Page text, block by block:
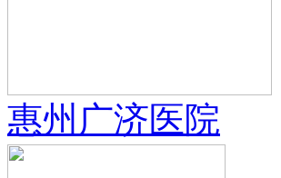
惠州广济医院